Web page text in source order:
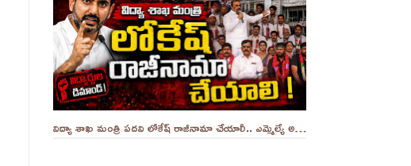
విద్యా శాఖ మంత్రి పదవి లోకేష్ రాజీనామా చేయాలీ.. ఎమ్మెల్యే అనంత ||YES 9TV